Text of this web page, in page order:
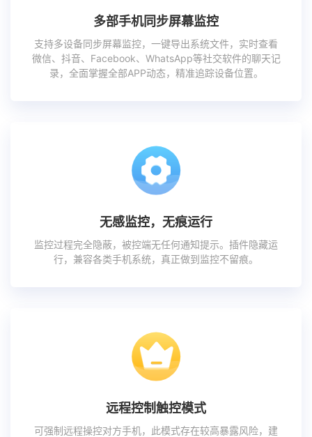
多部手机同步屏幕监控
支持多设备同步屏幕监控，一键导出系统文件，实时查看
微信、抖音、Facebook、WhatsApp等社交软件的聊天记
录，全面掌握全部APP动态，精准追踪设备位置。
无感监控，无痕运行
监控过程完全隐蔽，被控端无任何通知提示。插件隐藏运
行，兼容各类手机系统，真正做到监控不留痕。
远程控制触控模式
可强制远程操控对方手机，此模式存在较高暴露风险，建